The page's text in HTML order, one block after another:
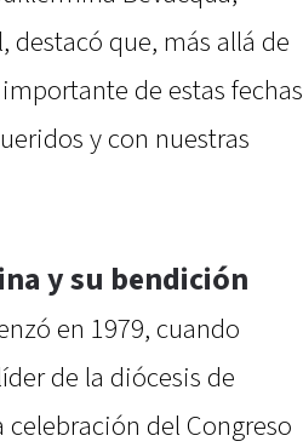
que, más allá de
de estas fechas
y con nuestras
y su bendición
en 1979, cuando
de la diócesis de
del Congreso